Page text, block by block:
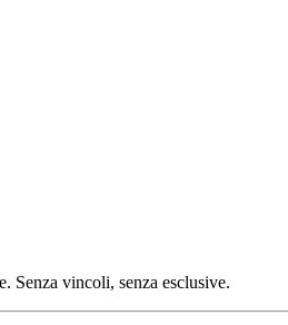
Senza vincoli, senza esclusive.